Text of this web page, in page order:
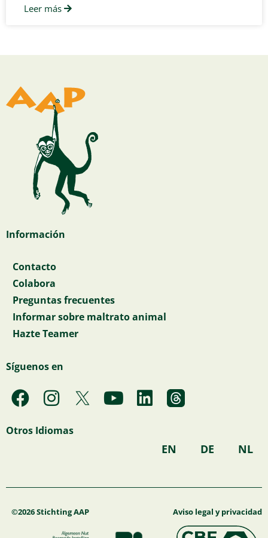
Leer más
Información
Contacto
Colabora
Preguntas frecuentes
Informar sobre maltrato animal
Hazte Teamer
Síguenos en
F
a
c
o
k
I
n
s
g
a
Y
o
b
L
i
d
Otros Idiomas
EN DE NL
©2026 Stichting AAP Aviso legal y privacidad